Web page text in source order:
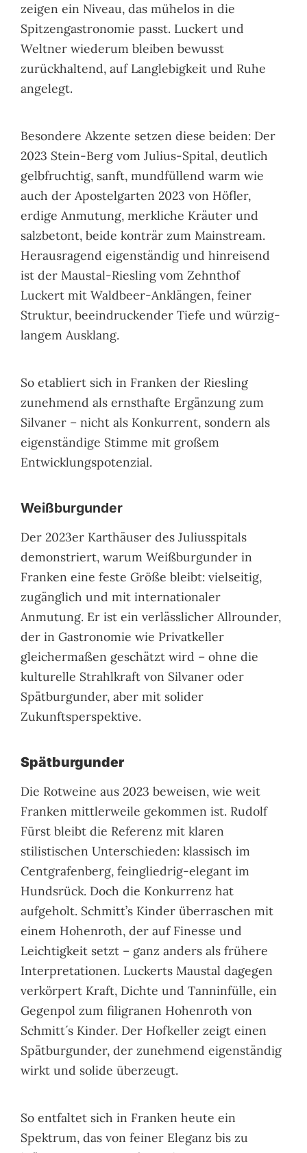
zeigen ein Niveau, das mühelos in die
Spitzengastronomie passt. Luckert und
Weltner wiederum bleiben bewusst
zurückhaltend, auf Langlebigkeit und Ruhe
angelegt.
Besondere Akzente setzen diese beiden: Der
2023 Stein-Berg vom Julius-Spital, deutlich
gelbfruchtig, sanft, mundfüllend warm wie
auch der Apostelgarten 2023 von Höfler,
erdige Anmutung, merkliche Kräuter und
salzbetont, beide konträr zum Mainstream.
Herausragend eigenständig und hinreisend
ist der Maustal-Riesling vom Zehnthof
Luckert mit Waldbeer-Anklängen, feiner
Struktur, beeindruckender Tiefe und würzig-
langem Ausklang.
So etabliert sich in Franken der Riesling
zunehmend als ernsthafte Ergänzung zum
Silvaner – nicht als Konkurrent, sondern als
eigenständige Stimme mit großem
Entwicklungspotenzial.
Weißburgunder
Der 2023er Karthäuser des Juliusspitals
demonstriert, warum Weißburgunder in
Franken eine feste Größe bleibt: vielseitig,
zugänglich und mit internationaler
Anmutung. Er ist ein verlässlicher Allrounder,
der in Gastronomie wie Privatkeller
gleichermaßen geschätzt wird – ohne die
kulturelle Strahlkraft von Silvaner oder
Spätburgunder, aber mit solider
Zukunftsperspektive.
Spätburgunder
Die Rotweine aus 2023 beweisen, wie weit
Franken mittlerweile gekommen ist. Rudolf
Fürst bleibt die Referenz mit klaren
stilistischen Unterschieden: klassisch im
Centgrafenberg, feingliedrig-elegant im
Hundsrück. Doch die Konkurrenz hat
aufgeholt. Schmitt’s Kinder überraschen mit
einem Hohenroth, der auf Finesse und
Leichtigkeit setzt – ganz anders als frühere
Interpretationen. Luckerts Maustal dagegen
verkörpert Kraft, Dichte und Tanninfülle, ein
Gegenpol zum filigranen Hohenroth von
Schmitt´s Kinder. Der Hofkeller zeigt einen
Spätburgunder, der zunehmend eigenständig
wirkt und solide überzeugt.
So entfaltet sich in Franken heute ein
Spektrum, das von feiner Eleganz bis zu